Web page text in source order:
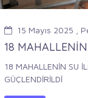
15 Mayıs 2025 ,
18
18 MAHALLENİN SU
GÜÇLENDİRİLDİ